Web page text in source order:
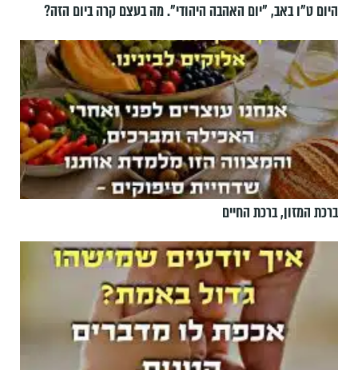
היום ט"ו באב, ”יום האהבה היהודי". מה בעצם קרה ביום הזה?
ברכת המזון, ברכת החיים